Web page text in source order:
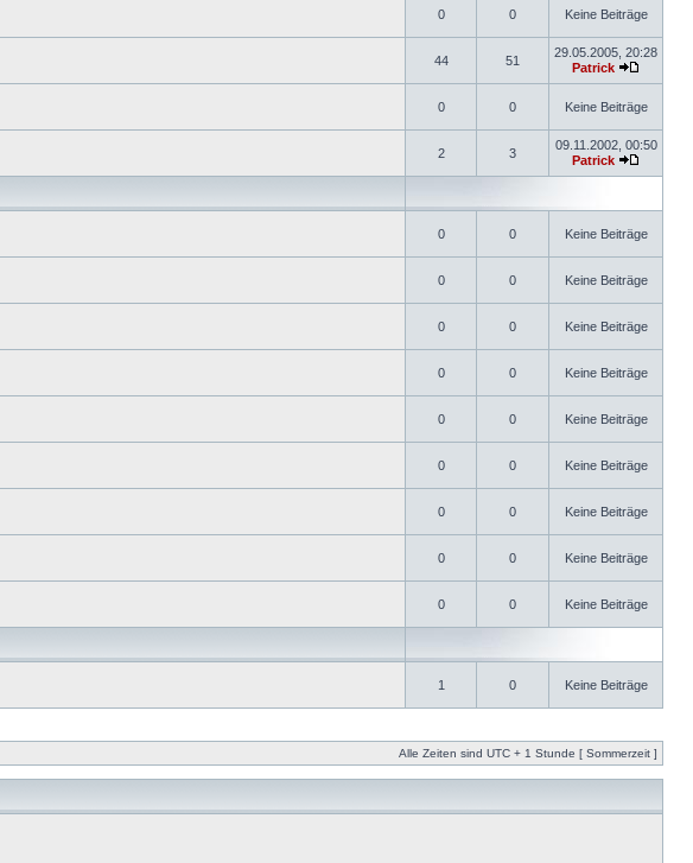
0 0 Keine Beiträge
44 51
29.05.2005, 20:28
Patrick
0 0 Keine Beiträge
2 3
09.11.2002, 00:50
Patrick
0 0 Keine Beiträge
0 0 Keine Beiträge
0 0 Keine Beiträge
0 0 Keine Beiträge
0 0 Keine Beiträge
0 0 Keine Beiträge
0 0 Keine Beiträge
0 0 Keine Beiträge
0 0 Keine Beiträge
1 0 Keine Beiträge
Alle Zeiten sind UTC + 1 Stunde [ Sommerzeit ]